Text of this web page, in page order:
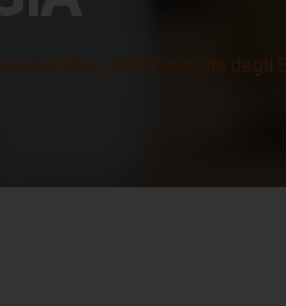
Aziendale dell'Università